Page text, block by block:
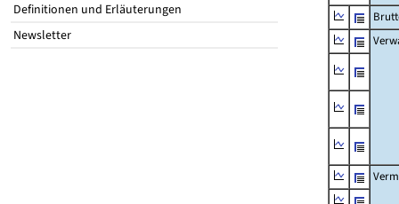
Definitionen und Erläuterungen
Newsletter